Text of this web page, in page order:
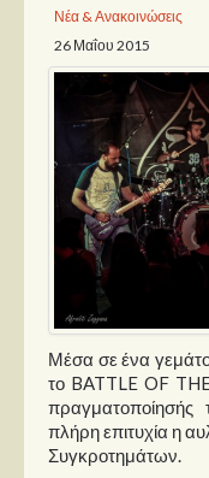
Παρουσιάσεις
Δίσκοι
Σειρές
Ταινίες
Βιβλία
Video News
Καλλιτέχνες
Μουσικοί
Διάφοροι
Εκτός
Νέα & Ανακοινώσεις
26 Μαΐου 2015
Μέσα σε ένα
το BATTLE OF
πλήρη επιτυχία η
Συγκροτημάτων.